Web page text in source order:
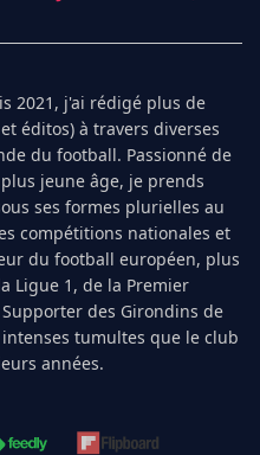
2021, j'ai rédigé plus de
éditos) à travers diverses
du football. Passionné de
jeune âge, je prends
ses formes plurielles au
compétitions nationales et
du football européen, plus
Ligue 1, de la Premier
des Girondins de
tumultes que le club
années.